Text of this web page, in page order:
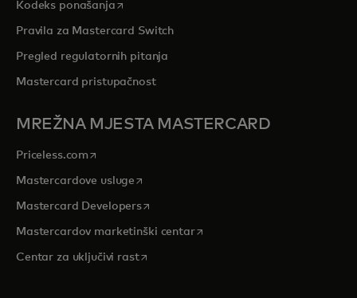
Kodeks ponašanjaopens in a new tab
Pravila za Mastercard Switch
Pregled regulatornih pitanja
Mastercard pristupačnost
MREŽNA MJESTA MASTERCARD
Priceless.com opens in a new tab
Mastercardove usluge opens in a new tab
Mastercard Developersopens in a new tab
Mastercardov marketinški centaropens in a new tab
Centar za uključivi rastopens in a new tab